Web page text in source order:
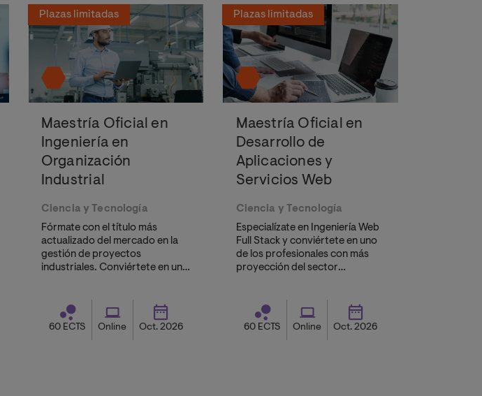
Plazas limitadas
Maestría Oficial en
Ingeniería en
Organización
Industrial
Ciencia y Tecnología
Fórmate con el título más
actualizado del mercado en la
gestión de proyectos
industriales. Conviértete en uno
60 ECTS Online Oct. 2026
Plazas limitadas
Maestría Oficial en
Desarrollo de
Aplicaciones y
Servicios Web
Ciencia y Tecnología
Especialízate en Ingeniería Web
Full Stack y conviértete en uno
de los profesionales con más
proyección del sector
60 ECTS Online Oct. 2026